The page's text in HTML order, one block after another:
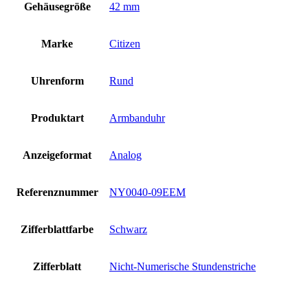
Gehäusegröße 42 mm
Marke Citizen
Uhrenform Rund
Produktart Armbanduhr
Anzeigeformat Analog
Referenznummer NY0040-09EEM
Zifferblattfarbe Schwarz
Zifferblatt Nicht-Numerische Stundenstriche